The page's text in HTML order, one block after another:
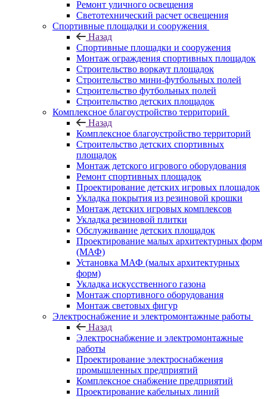
Ремонт уличного освещения
Светотехнический расчет освещения
Спортивные площадки и сооружения
Назад
Спортивные площадки и сооружения
Монтаж ограждения спортивных площадок
Строительство воркаут площадок
Строительство мини-футбольных полей
Строительство футбольных полей
Строительство детских площадок
Комплексное благоустройство территорий
Назад
Комплексное благоустройство территорий
Строительство детских спортивных
площадок
Монтаж детского игрового оборудования
Ремонт спортивных площадок
Проектирование детских игровых площадок
Укладка покрытия из резиновой крошки
Монтаж детских игровых комплексов
Укладка резиновой плитки
Обслуживание детских площадок
Проектирование малых архитектурных форм
(МАФ)
Установка МАФ (малых архитектурных
форм)
Укладка искусственного газона
Монтаж спортивного оборудования
Монтаж световых фигур
Электроснабжение и электромонтажные работы
Назад
Электроснабжение и электромонтажные
работы
Проектирование электроснабжения
промышленных предприятий
Комплексное снабжение предприятий
Проектирование кабельных линий